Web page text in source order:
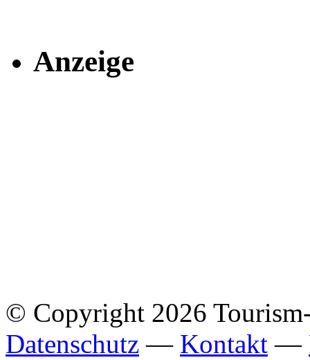
Anzeige
© Copyright 2026
Datenschutz — Kontakt —